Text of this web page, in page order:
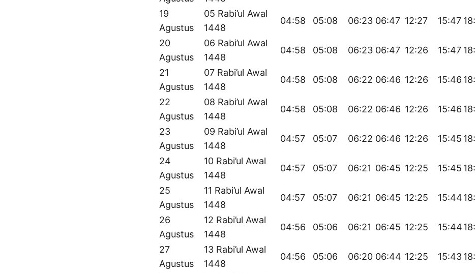
19
Agustus
05 Rabi’ul Awal
1448
04:58 05:08 06:23 06:47 12:27 15:47
20
Agustus
06 Rabi’ul Awal
1448
04:58 05:08 06:23 06:47 12:26 15:47
21
Agustus
07 Rabi’ul Awal
1448
04:58 05:08 06:22 06:46 12:26 15:46
22
Agustus
08 Rabi’ul Awal
1448
04:58 05:08 06:22 06:46 12:26 15:46
23
Agustus
09 Rabi’ul Awal
1448
04:57 05:07 06:22 06:46 12:26 15:45
24
Agustus
10 Rabi’ul Awal
1448
04:57 05:07 06:21 06:45 12:25 15:45
25
Agustus
11 Rabi’ul Awal
1448
04:57 05:07 06:21 06:45 12:25 15:44
26
Agustus
12 Rabi’ul Awal
1448
04:56 05:06 06:21 06:45 12:25 15:44
27
Agustus
13 Rabi’ul Awal
1448
04:56 05:06 06:20 06:44 12:25 15:43